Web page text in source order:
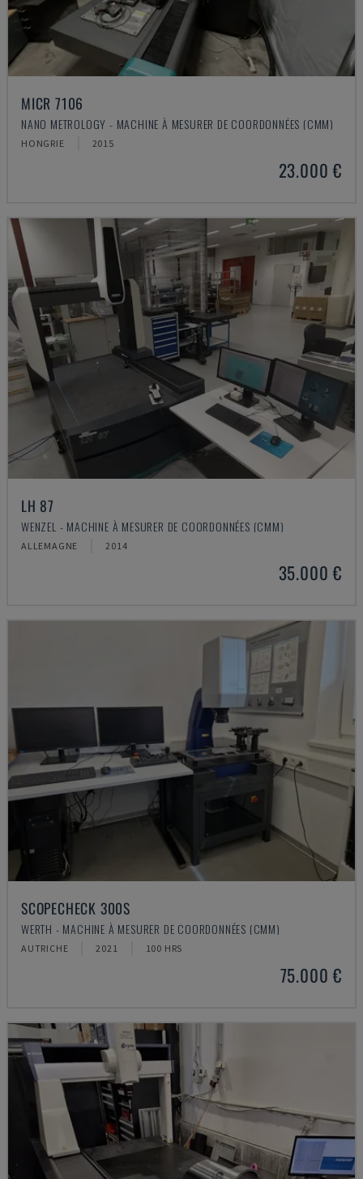
MICR 7106
NANO METROLOGY - MACHINE À MESURER DE COORDONNÉES (CMM)
HONGRIE 2015
23.000 €
LH 87
WENZEL - MACHINE À MESURER DE COORDONNÉES (CMM)
ALLEMAGNE 2014
35.000 €
SCOPECHECK 300S
WERTH - MACHINE À MESURER DE COORDONNÉES (CMM)
AUTRICHE 2021 100 HRS
75.000 €